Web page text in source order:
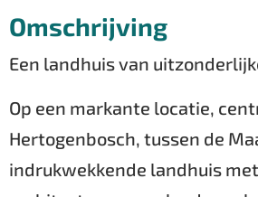
Omschrijving
Een landhuis van
Op een markante locatie,
Hertogenbosch, tussen de
indrukwekkende landhuis